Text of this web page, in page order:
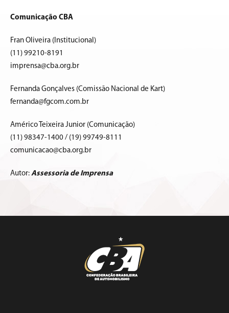
Comunicação CBA
Fran Oliveira (Institucional)
(11) 99210-8191
imprensa@cba.org.br
Fernanda Gonçalves (Comissão Nacional de Kart)
fernanda@fgcom.com.br
Américo Teixeira Junior (Comunicação)
(11) 98347-1400 / (19) 99749-8111
comunicacao@cba.org.br
Autor: Assessoria de Imprensa